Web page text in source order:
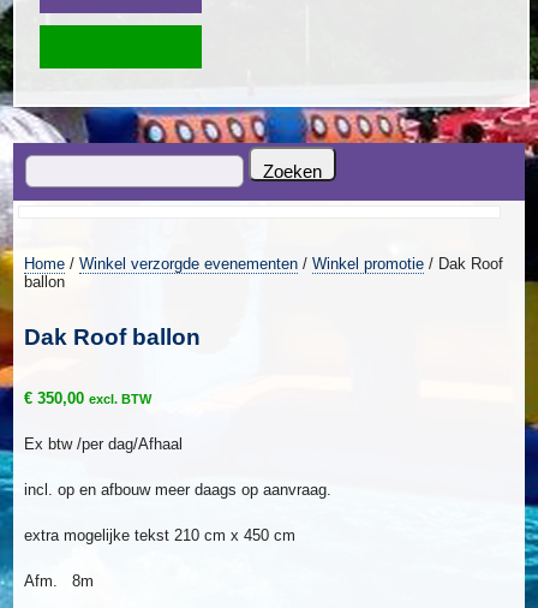
Home/ Winkel verzorgde evenementen/ Winkel promotie/ Dak Roof
ballon
Dak Roof ballon
€350,00 excl. BTW
Ex btw /per dag/Afhaal
incl. op en afbouw meer daags op aanvraag.
extra mogelijke tekst 210 cm x 450 cm
Afm. 8m